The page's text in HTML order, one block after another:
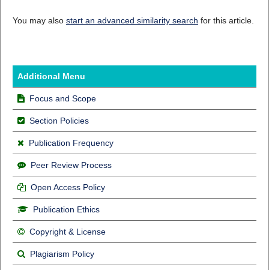
You may also start an advanced similarity search for this article.
Additional Menu
Focus and Scope
Section Policies
Publication Frequency
Peer Review Process
Open Access Policy
Publication Ethics
Copyright & License
Plagiarism Policy